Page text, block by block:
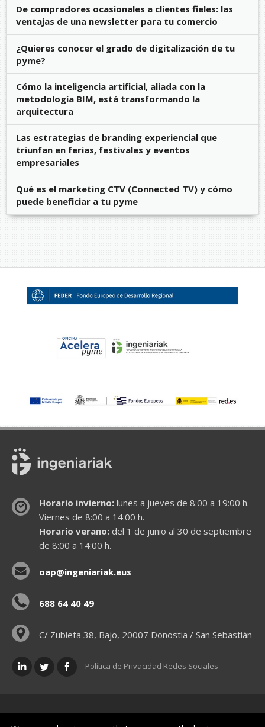
De compradores ocasionales a clientes fieles: las
ventajas de una newsletter para tu comercio
¿Quieres conocer el grado de digitalización de tu
pyme?
Cómo la inteligencia artificial, aliada con la
metodología BIM, está transformando la
arquitectura
Las estrategias de branding experiencial que
triunfan en ferias, festivales y eventos
empresariales
Qué es el marketing CTV (Connected TV) y cómo
puede beneficiar a tu pyme
Horario invierno:lunes a jueves de 8:00 a 19:00 h.
Viernes de 8:00 a 14:00 h.
Horario verano:del 1 de junio al 30 de septiembre
de 8:00 a 14:00 h.
oap@ingeniariak.eus
688 64 40 49
C/ Zubieta 38, Bajo, 20007 Donostia / San Sebastián
Política de Privacidad Redes Sociales
Políticas legales